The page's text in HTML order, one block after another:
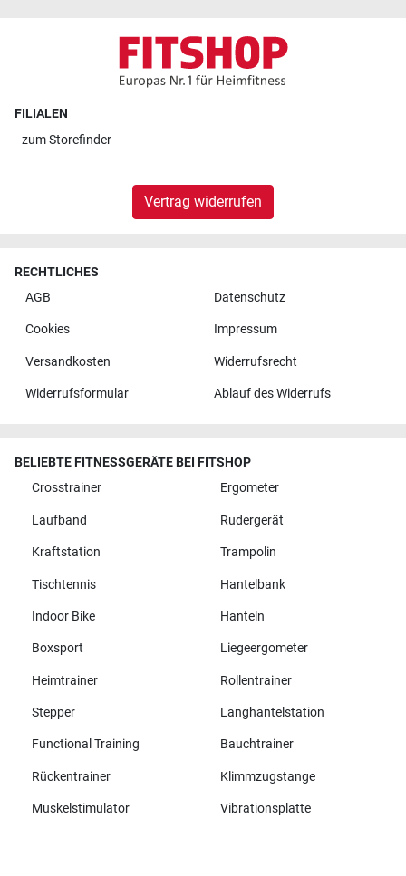
FILIALEN
zumStorefinder
Vertrag widerrufen
RECHTLICHES
AGB
Datenschutz
Cookies Impressum
Versandkosten Widerrufsrecht
Widerrufsformular Ablauf des Widerrufs
BELIEBTE FITNESSGERÄTE BEI FITSHOP
Crosstrainer
Ergometer
Laufband Rudergerät
Kraftstation Trampolin
Tischtennis Hantelbank
Indoor Bike Hanteln
Boxsport Liegeergometer
Heimtrainer Rollentrainer
Stepper Langhantelstation
Functional Training Bauchtrainer
Rückentrainer Klimmzugstange
Muskelstimulator Vibrationsplatte